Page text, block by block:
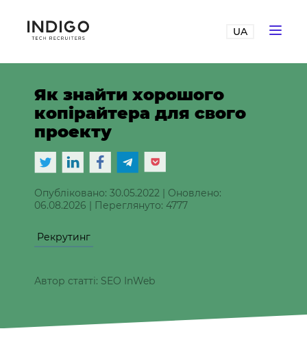
UA
Як знайти хорошого
копірайтера для свого
проекту
Опубліковано: 30.05.2022 | Оновлено:
06.08.2026 | Переглянуто: 4777
Рекрутинг
Автор статті: SEO InWeb